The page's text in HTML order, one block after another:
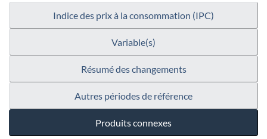
Indice des prix à la consommation (IPC)
Variable(s)
Résumé des changements
Autres périodes de référence
Produits connexes